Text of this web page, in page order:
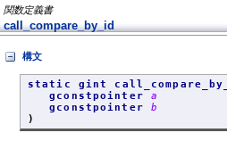
関数定義書
call_compare_by_id
構文
static gint
gconstpointer a
gconstpointer b
)